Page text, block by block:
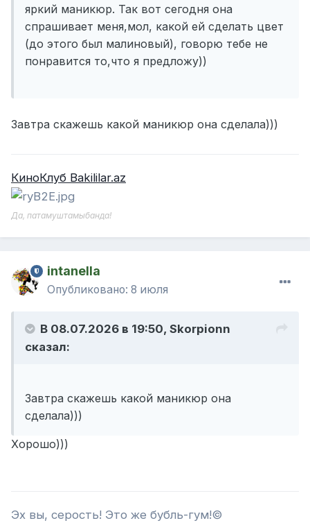
яркий маникюр. Так вот сегодня она
спрашивает меня,мол, какой ей сделать цвет
(до этого был малиновый), говорю тебе не
понравится то,что я предложу))
Завтра скажешь какой маникюр она сделала)))
КиноКлуб Bakililar.az
Да, патамуштамыбанда!
intanella
Опубликовано: 8 июля
В 08.07.2026 в 19:50, Skorpionn
сказал:
Завтра скажешь какой маникюр она
сделала)))
Хорошо)))
Эх вы, серость! Это же бубль-гум!©